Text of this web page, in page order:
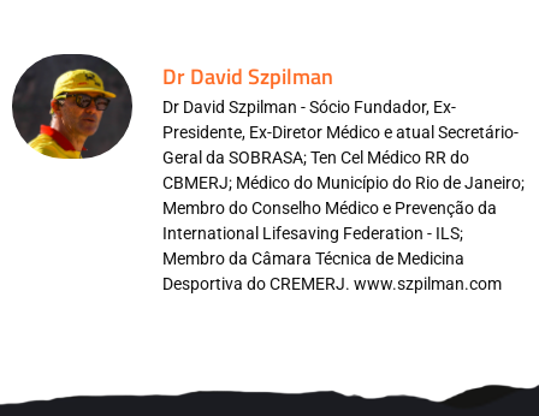
Dr David Szpilman
Dr David Szpilman - Sócio Fundador, Ex-
Presidente, Ex-Diretor Médico e atual Secretário-
Geral da SOBRASA; Ten Cel Médico RR do
CBMERJ; Médico do Município do Rio de Janeiro;
Membro do Conselho Médico e Prevenção da
International Lifesaving Federation - ILS;
Membro da Câmara Técnica de Medicina
Desportiva do CREMERJ. www.szpilman.com